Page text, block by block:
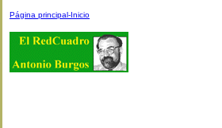
Página principal-Inicio